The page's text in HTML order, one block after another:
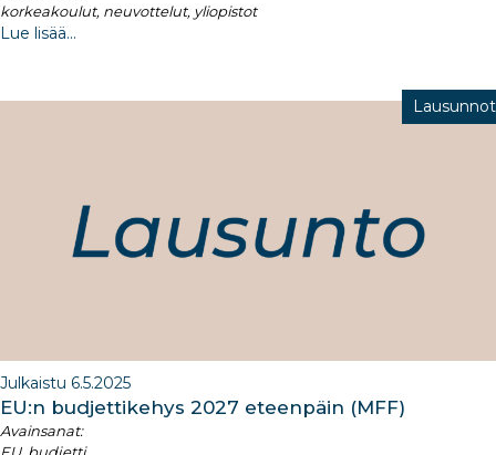
korkeakoulut, neuvottelut, yliopistot
Lue lisää...
Lausunnot
Julkaistu 6.5.2025
EU:n budjettikehys 2027 eteenpäin (MFF)​
Avainsanat: